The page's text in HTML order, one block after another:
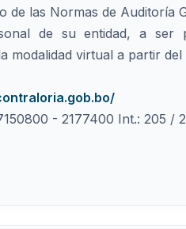
de las Normas de Auditoría
de su entidad, a ser
modalidad virtual a partir
- 2177400 Int.: 205 /